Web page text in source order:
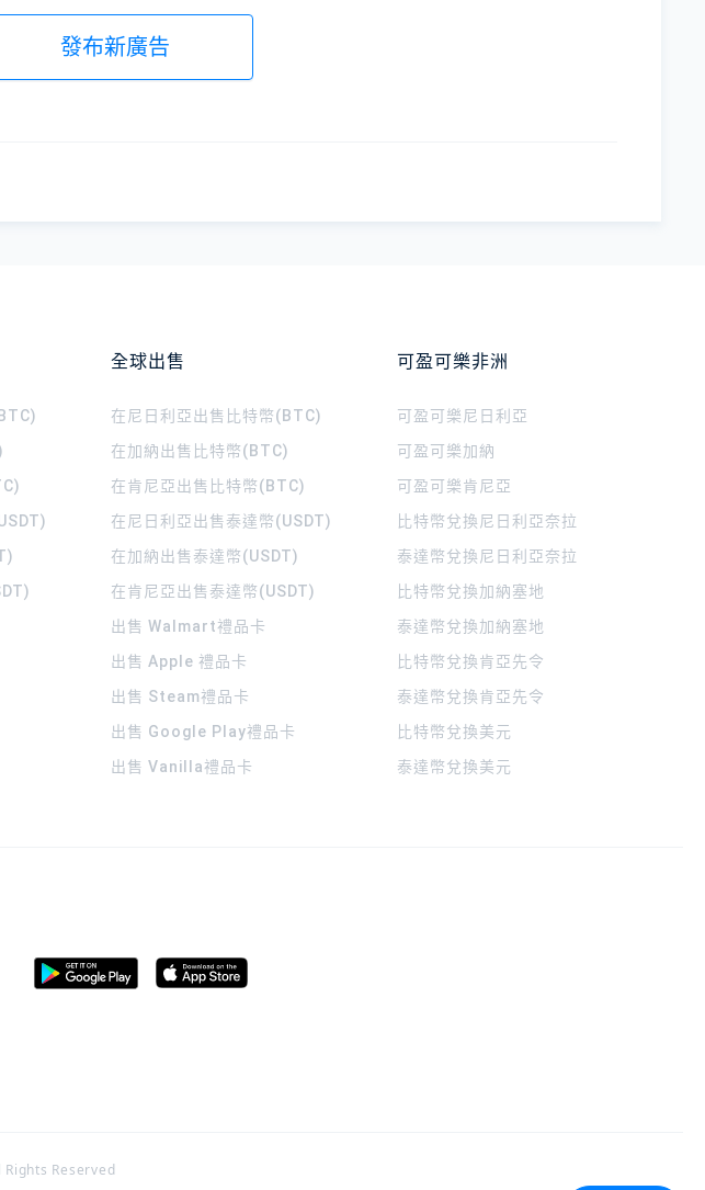
發布新廣告
全球出售
在尼日利亞出售比特幣(BTC)
在加納出售比特幣(BTC)
在肯尼亞出售比特幣(BTC)
在尼日利亞出售泰達幣(USDT)
在加納出售泰達幣(USDT)
在肯尼亞出售泰達幣(USDT)
出售 Walmart禮品卡
出售 Apple 禮品卡
出售 Steam禮品卡
出售 Google Play禮品卡
出售 Vanilla禮品卡
可盈可樂非洲
可盈可樂 尼日利亞
可盈可樂加納
可盈可樂肯尼亞
比特幣兌換尼日利亞奈拉
泰達幣兌換尼日利亞奈拉
比特幣兌換加納塞地
泰達幣兌換加納塞地
比特幣兌換肯亞先令
泰達幣兌換肯亞先令
比特幣兌換美元
泰達幣兌換美元
Reserved